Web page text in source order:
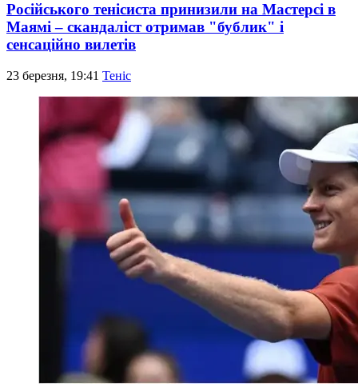
Російського тенісиста принизили на Мастерсі в
Маямі – скандаліст отримав "бублик" і
сенсаційно вилетів
23 березня, 19:41 Теніс